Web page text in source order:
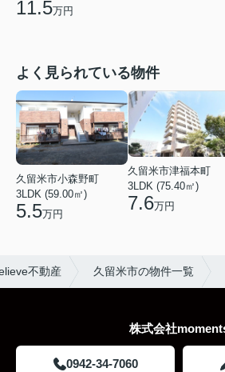
11.5万円
よく見られている物件
久留米市小森野町
3LDK (59.00㎡)
5.5万円
久留米市津福本町
3LDK (75.40㎡)
7.6万円
不動産 久留米市の物件一覧
株式会社
0942-34-7060